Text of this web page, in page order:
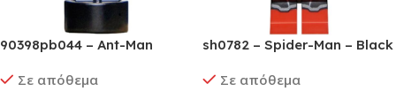
90398pb044 – Ant-Man
Trophy – Upgraded Suit
Σε απόθεμα
sh0782 – Spider-Man – Black
Spider, Silver Trim
Σε απόθεμα